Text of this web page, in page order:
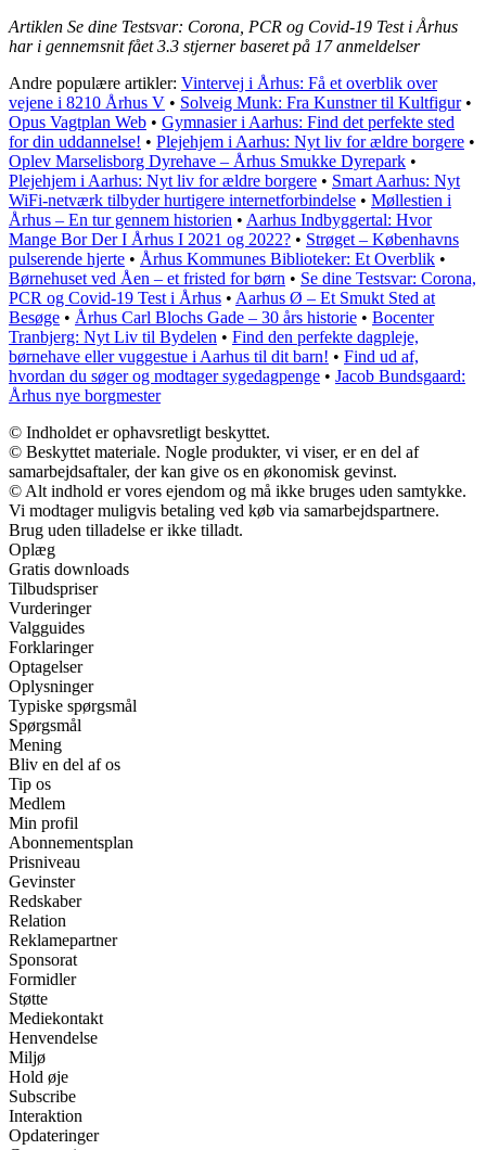
Artiklen Se dine Testsvar: Corona, PCR og Covid-19 Test i Århus
har i gennemsnit fået3.3 stjerner baseret på 17anmeldelser
Andre populære artikler: Vintervej i Århus: Få et overblik over
vejene i 8210 Århus V • Solveig Munk: Fra Kunstner til Kultfigur•
Opus Vagtplan Web • Gymnasier i Aarhus: Find det perfekte sted
for din uddannelse! • Plejehjem i Aarhus: Nyt liv for ældre borgere •
Oplev Marselisborg Dyrehave – Århus Smukke Dyrepark •
Plejehjem i Aarhus: Nyt liv for ældre borgere • Smart Aarhus: Nyt
WiFi-netværk tilbyder hurtigere internetforbindelse • Møllestien i
Århus – En tur gennem historien • Aarhus Indbyggertal: Hvor
Mange Bor Der I Århus I 2021 og 2022? • Strøget – Københavns
pulserende hjerte • Århus Kommunes Biblioteker: Et Overblik •
Børnehuset ved Åen – et fristed for børn • Se dine Testsvar: Corona,
PCR og Covid-19 Test i Århus • Aarhus Ø – Et Smukt Sted at
Besøge • Århus Carl Blochs Gade – 30 års historie • Bocenter
Tranbjerg: Nyt Liv til Bydelen • Find den perfekte dagpleje,
børnehave eller vuggestue i Aarhus til dit barn! • Find ud af,
hvordan du søger og modtager sygedagpenge • Jacob Bundsgaard:
Århus nye borgmester
© Indholdet er ophavsretligt beskyttet.
© Beskyttet materiale. Nogle produkter, vi viser, er en del af
samarbejdsaftaler, der kan give os en økonomisk gevinst.
© Alt indhold er vores ejendom og må ikke bruges uden samtykke.
Vi modtager muligvis betaling ved køb via samarbejdspartnere.
Brug uden tilladelse er ikke tilladt.
Oplæg
Gratis downloads
Tilbudspriser
Vurderinger
Valgguides
Forklaringer
Optagelser
Oplysninger
Typiske spørgsmål
Spørgsmål
Mening
Bliv en del af os
Tip os
Medlem
Min profil
Abonnementsplan
Prisniveau
Gevinster
Redskaber
Relation
Reklamepartner
Sponsorat
Formidler
Støtte
Mediekontakt
Henvendelse
Miljø
Hold øje
Subscribe
Interaktion
Opdateringer